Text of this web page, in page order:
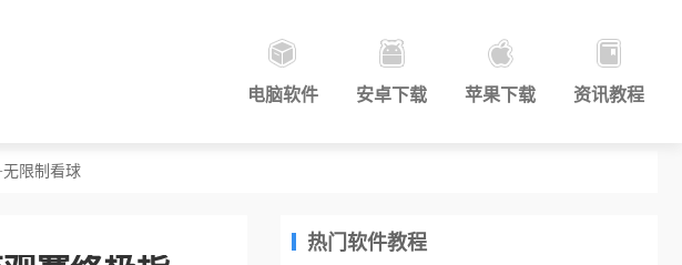
电脑软件 安卓下载 苹果下载 资讯教程
限制看球
热门软件教程